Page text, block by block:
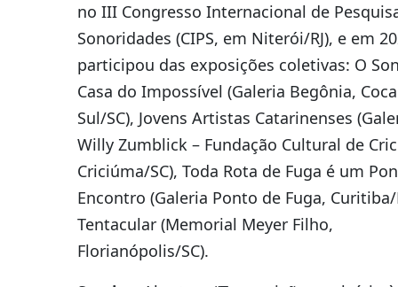
no III Congresso Internacional de
Sonoridades (CIPS, em Niterói/RJ), e em
participou das exposições coletivas: O
Casa do Impossível (Galeria Begônia,
Sul/SC), Jovens Artistas Catarinenses
Willy Zumblick – Fundação Cultural de
Criciúma/SC), Toda Rota de Fuga é um
Encontro (Galeria Ponto de Fuga, Curitiba/
Tentacular (Memorial Meyer Filho,
Florianópolis/SC).